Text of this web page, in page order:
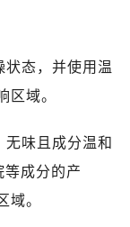
状态，并使用温
区域。
味且成分温和
等成分的产
域。